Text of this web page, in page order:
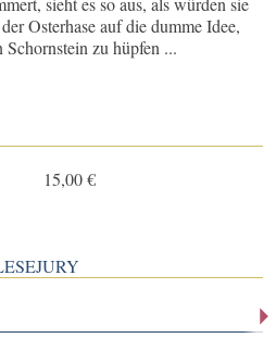
Osterhase auf die dumme Idee,
zu hüpfen ...
15,00 €